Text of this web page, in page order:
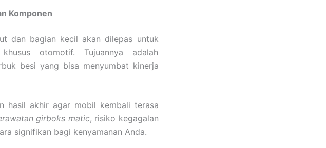
Komponen
dan bagian kecil akan dilepas untuk
otomotif. Tujuannya adalah
besi yang bisa menyumbat kinerja
hasil akhir agar mobil kembali terasa
girboks matic, risiko kegagalan
signifikan bagi kenyamanan Anda.